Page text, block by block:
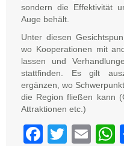
sondern die Effektivität
Auge behält.
Unter diesen
wo Kooperationen mit
lassen und
stattfinden. Es gilt
ergänzen, wo
die Region fließen kann
Attraktionen etc.)
Twitter